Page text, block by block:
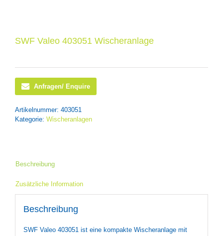
SWF Valeo 403051 Wischeranlage
Anfragen/ Enquire
Artikelnummer: 403051
Kategorie: Wischeranlagen
Beschreibung
Zusätzliche Information
Beschreibung
SWF Valeo 403051 ist eine kompakte Wischeranlage mit